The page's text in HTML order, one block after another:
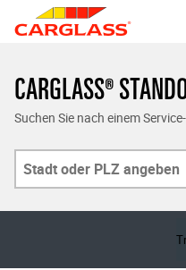
Skip to content
Return to Nav
Carglass®
Suchen Sie nach einem